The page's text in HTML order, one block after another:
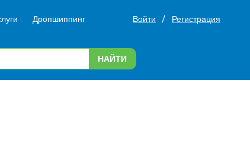
Дропшиппинг Войти / Регистрация
НАЙТИ